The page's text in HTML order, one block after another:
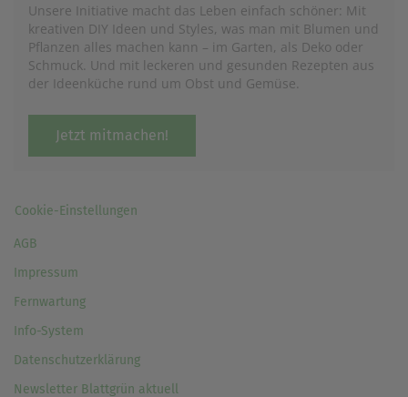
Unsere Initiative macht das Leben einfach schöner: Mit
kreativen DIY Ideen und Styles, was man mit Blumen und
Pflanzen alles machen kann – im Garten, als Deko oder
Schmuck. Und mit leckeren und gesunden Rezepten aus
der Ideenküche rund um Obst und Gemüse.
Jetzt mitmachen!
Cookie-Einstellungen
AGB
Impressum
Fernwartung
Info-System
Datenschutzerklärung
Newsletter Blattgrün aktuell